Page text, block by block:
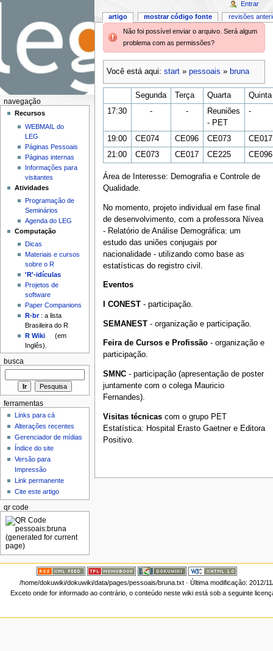
Não foi possível enviar o arquivo. Será algum
problema com as permissões?
Você está aqui: start» pessoais » bruna
Segunda Terça Quarta
Quinta
17:30
- -
Reuniões
- PET
-
19:00 CE074 CE096 CE073
CE017
21:00
CE073 CE017 CE225 CE096
Área de Interesse: Demografia e Controle de
Qualidade.
No momento, projeto individual em fase final
de desenvolvimento, com a professora Nívea
- Relatório de Análise Demográfica: um
estudo das uniões conjugais por
nacionalidade - utilizando como base as
estatísticas do registro civil.
Eventos
I CONEST- participação.
SEMANEST- organização e participação.
Feira de Cursos e Profissão- organização e
participação.
SMNC- participação (apresentação de poster
juntamente com o colega Mauricio
Fernandes).
Visitas técnicascom o grupo PET
Estatística: Hospital Erasto Gaetner e Editora
Positivo.
artigo mostrar código fonte revisões
Entrar
navegação
Recursos
WEBMAIL do
LEG
Páginas Pessoais
Páginas internas
Informações para
visitantes
Atividades
Programação de
Seminários
Agenda do LEG
Computação
Dicas
Materiais e cursos
sobre o R
'R'-idículas
Projetos de
software
Paper Companions
R-br: a lista
Brasileira do R
R Wiki
(em
Inglês).
busca
ferramentas
Links para cá
Alterações recentes
Gerenciador de mídias
Índice do site
Versão para
Impressão
Link permanente
Cite este artigo
qr code
/home/dokuwiki/dokuwiki/data/pages/pessoais/bruna.txt· Última modificação: 2012/
Exceto onde for informado ao contrário, o conteúdo neste wiki está sob a seguinte